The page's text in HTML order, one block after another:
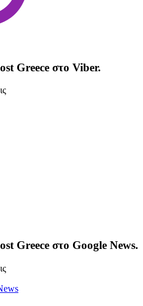
Greece στο Viber.
Greece στο Google News.